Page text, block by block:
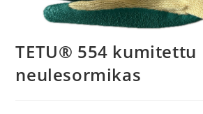
TETU® 554 kumitettu
neulesormikas